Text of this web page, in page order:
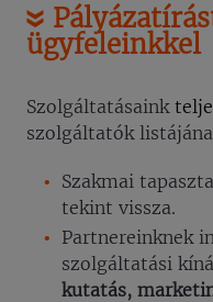
ügyfeleinkkel
Szolgáltatásaink
szolgáltatók
Szakmai
tekint vissza.
Partnereinknek
szolgáltatási
kutatás,